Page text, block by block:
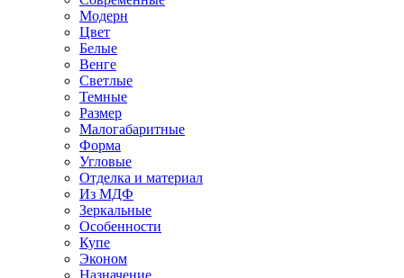
Модерн
Цвет
Белые
Венге
Светлые
Темные
Размер
Малогабаритные
Форма
Угловые
Отделка и материал
Из МДФ
Зеркальные
Особенности
Купе
Эконом
Назначение